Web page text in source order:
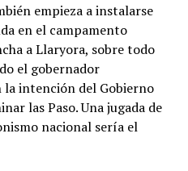
empieza a instalarse
en el campamento
a Llaryora, sobre todo
el gobernador
la intención del Gobierno
las Paso. Una jugada de
nacional sería el